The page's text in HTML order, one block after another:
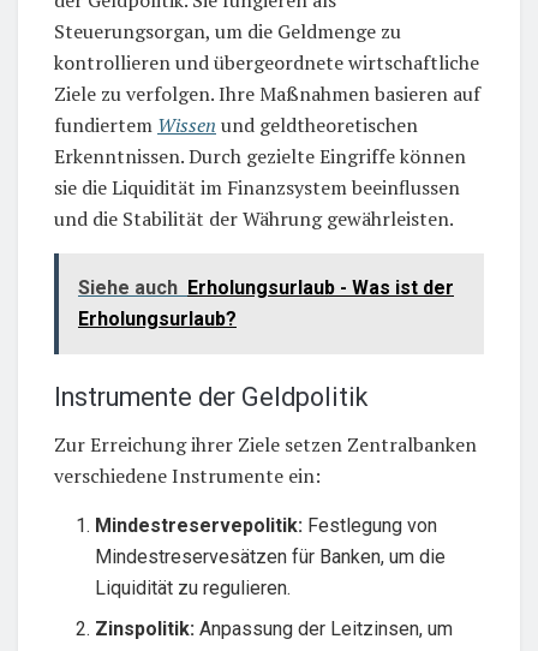
Steuerungsorgan, um die Geldmenge zu
kontrollieren und übergeordnete wirtschaftliche
Ziele zu verfolgen. Ihre Maßnahmen basieren auf
fundiertem Wissen und geldtheoretischen
Erkenntnissen. Durch gezielte Eingriffe können
sie die Liquidität im Finanzsystem beeinflussen
und die Stabilität der Währung gewährleisten.
Siehe auch Erholungsurlaub - Was ist der
Erholungsurlaub?
Instrumente der Geldpolitik
Zur Erreichung ihrer Ziele setzen Zentralbanken
verschiedene Instrumente ein:
Mindestreservepolitik: Festlegung von
Mindestreservesätzen für Banken, um die
Liquidität zu regulieren.
Zinspolitik: Anpassung der Leitzinsen, um